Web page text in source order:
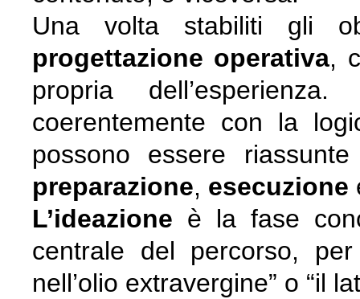
Una volta stabiliti gli
progettazione operativa,
propria
coerentemente con la
possono essere
preparazione, esecuzione
L’ideazione è la fase
centrale del percorso, per
nell’olio extravergine” o “il